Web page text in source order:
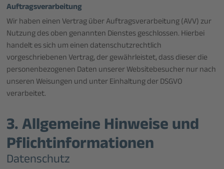
Auftragsverarbeitung
Wir haben einen Vertrag über Auftragsverarbeitung (AVV) zur
Nutzung des oben genannten Dienstes geschlossen. Hierbei
handelt es sich um einen datenschutzrechtlich
vorgeschriebenen Vertrag, der gewährleistet, dass dieser die
personenbezogenen Daten unserer Websitebesucher nur nach
unseren Weisungen und unter Einhaltung der DSGVO
verarbeitet.
3. Allgemeine Hinweise und
Pflicht­informationen
Datenschutz